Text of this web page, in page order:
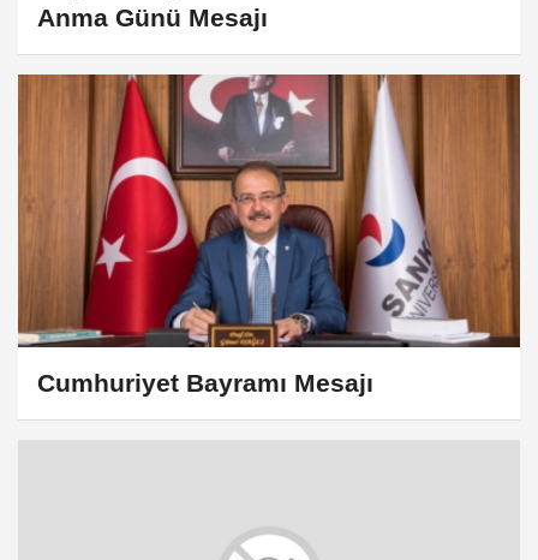
Anma Günü Mesajı
Cumhuriyet Bayramı Mesajı